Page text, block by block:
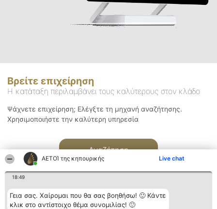
ΑΕΤΟΊ της κηπουρικής Live chat
18:49
Γεια σας. Χαίρομαι που θα σας βοηθήσω! 🙂 Κάντε
κλικ στο αντίστοιχο θέμα συνομιλίας! 🙂
Βρείτε επιχείρηση
Η κατάταξη περιλαμβάνει τους καλύτερους στον κλάδο
Ψάχνετε επιχείρηση; Ελέγξτε τη μηχανή αναζήτησης.
Χρησιμοποιήστε την καλύτερη υπηρεσία
Αναζήτηση